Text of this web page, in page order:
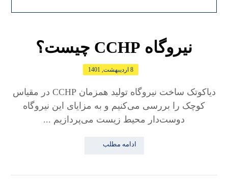
نیروگاه CCHP چیست؟
8 اردیبهشت, 1401
دیاکوتک ساخت نیروگاه تولید همزمان CCHP در مقیاس
کوچک را بررسی می‌کنیم و به مزایای این نیروگاه
دوست‌دار محیط زیست می‌پردازیم ...
ادامه مطلب